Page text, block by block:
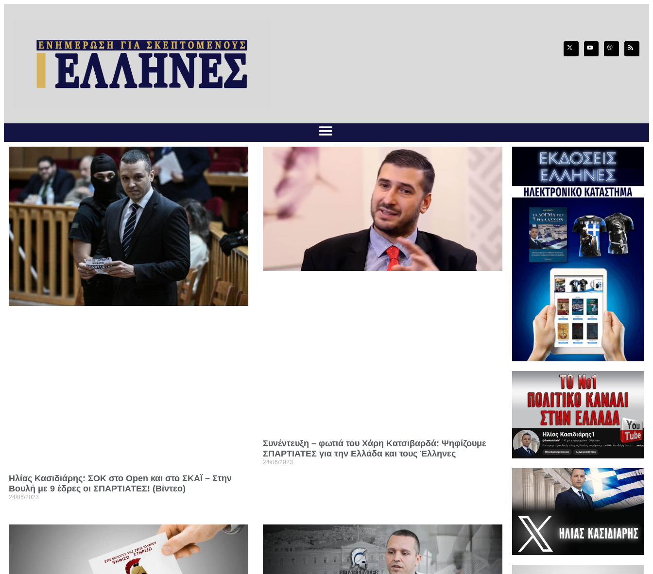
Ηλίας Κασιδιάρης: ΣΟΚ στο Open και στο ΣΚΑΪ – Στην
Βουλή με 9 έδρες οι ΣΠΑΡΤΙΑΤΕΣ! (Βίντεο)
24/06/2023
Συνέντευξη – φωτιά του Χάρη Κατσιβαρδά: Ψηφίζουμε
ΣΠΑΡΤΙΑΤΕΣ για την Ελλάδα και τους Έλληνες
24/06/2023